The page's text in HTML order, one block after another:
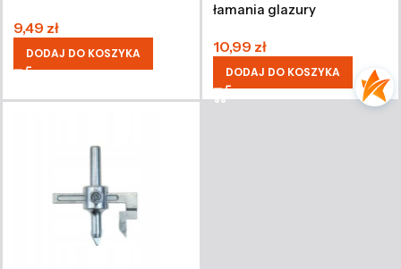
9,49 zł
DODAJ DO KOSZYKA
łamania glazury
10,99 zł
DODAJ DO KOSZYKA